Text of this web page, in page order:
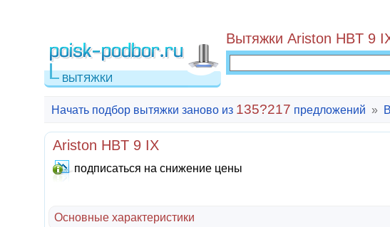
ВЫТЯЖКИ
Вытяжки Ariston HBT 9
Начать подбор вытяжки заново из 135?217 предложений »
Ariston HBT 9 IX
подписаться на снижение цены
Основные характеристики